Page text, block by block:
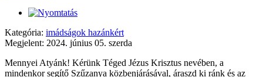
Kategória: imádságok hazánkért
Megjelent: 2024. június 05. szerda
Mennyei Atyánk! Kérünk Téged Jézus Krisztus nevében, a
mindenkor segítő Szűzanya közbenjárásával, áraszd ki ránk és az